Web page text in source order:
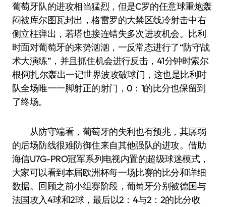
葡萄牙队的进攻相当猛烈，但是C罗的任意球重炮轰
闷被库尔图瓦封出，格雷罗的大禁区线冷射击中右
侧立柱弹出，若塔也接连错失多次进攻机会。比利
时面对葡萄牙的来势汹汹，一反常态进行了“防守战
术大演练”，并且抓住机会进行反击，41分钟时索尔
根·阿扎尔轰出一记世界波攻破球门，这也是比利时
队全场唯一一脚射正的射门，0：1的比分也保留到
了终场。
从防守端看，葡萄牙的失利也有预兆，其孱弱
的后场防线很难防御住来自其他强队的进攻。借助
海信U7G-PRO冠军系列电视内置的超级球迷模式，
大家可以看到本届欧洲杯每一场比赛的比分和详细
数据。回顾之前小组赛阶段，葡萄牙分别被德国与
法国攻入4球和2球，最后以2：4与2：2的比分收